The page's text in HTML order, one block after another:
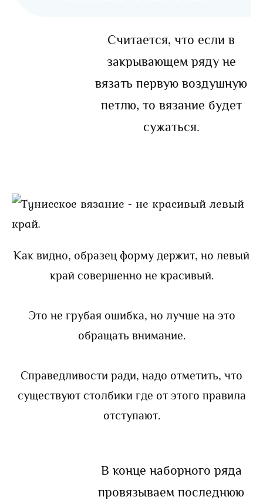
Считается, что если в
закрывающем ряду не
вязать первую воздушную
петлю, то вязание будет
сужаться.
Как видно, образец форму держит, но левый
край совершенно не красивый.
Это не грубая ошибка, но лучше на это
обращать внимание.
Справедливости ради, надо отметить, что
существуют столбики где от этого правила
отступают.
В конце наборного ряда
провязываем последнюю